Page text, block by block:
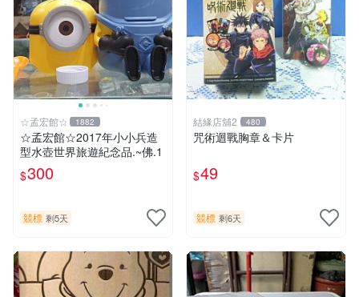
☆孟宏館☆ 1882
☆孟宏館☆2017年小小兵造
型水壺世界旅遊紀念品.~佛.1
$300
競標 剩5天
結緣店舖2 480
咒術迴戰胸章＆卡片
$49
競標 剩6天